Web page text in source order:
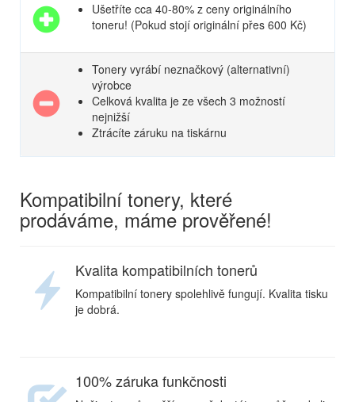
Ušetříte cca 40-80% z ceny originálního
toneru! (Pokud stojí originální přes 600 Kč)
Tonery vyrábí neznačkový (alternativní)
výrobce
Celková kvalita je ze všech 3 možností
nejnižší
Ztrácíte záruku na tiskárnu
Kompatibilní tonery, které
prodáváme, máme prověřené!
Kvalita kompatibilních tonerů
Kompatibilní tonery spolehlivě fungují. Kvalita tisku
je dobrá.
100% záruka funkčnosti